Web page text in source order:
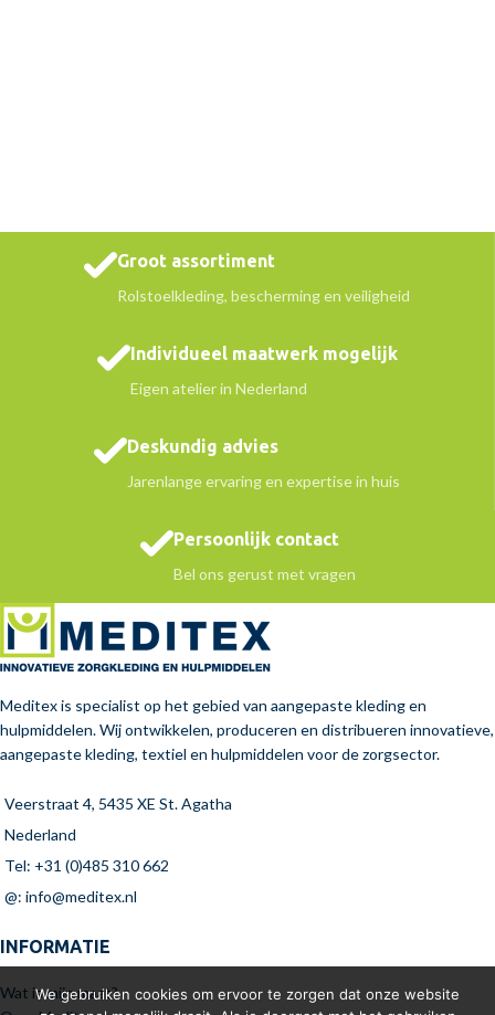
Groot assortiment
Rolstoelkleding, bescherming en veiligheid
Individueel maatwerk mogelijk
Eigen atelier in Nederland
Deskundig advies
Jarenlange ervaring en expertise in huis
Persoonlijk contact
Bel ons gerust met vragen
Meditex is specialist op het gebied van aangepaste kleding en
hulpmiddelen. Wij ontwikkelen, produceren en distribueren innovatieve,
aangepaste kleding, textiel en hulpmiddelen voor de zorgsector.
Veerstraat 4, 5435 XE St. Agatha
Nederland
Tel: +31 (0)485 310 662
@: info@meditex.nl
INFORMATIE
Wat is mijn maat?
We gebruiken cookies om ervoor te zorgen dat onze website